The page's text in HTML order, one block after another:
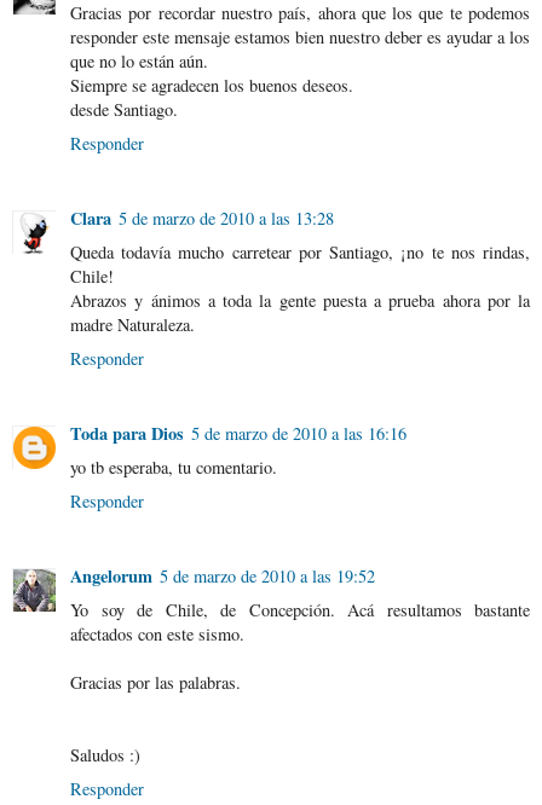
Gracias por recordar nuestro país, ahora que los que te podemos
responder este mensaje estamos bien nuestro deber es ayudar a los
que no lo están aún.
Siempre se agradecen los buenos deseos.
desde Santiago.
Responder
Clara 5 de marzo de 2010 a las 13:28
Queda todavía mucho carretear por Santiago, ¡no te nos rindas,
Chile!
Abrazos y ánimos a toda la gente puesta a prueba ahora por la
madre Naturaleza.
Responder
Toda para Dios 5 de marzo de 2010 a las 16:16
yo tb esperaba, tu comentario.
Responder
Angelorum 5 de marzo de 2010 a las 19:52
Yo soy de Chile, de Concepción. Acá resultamos bastante
afectados con este sismo.
Gracias por las palabras.
Saludos :)
Responder